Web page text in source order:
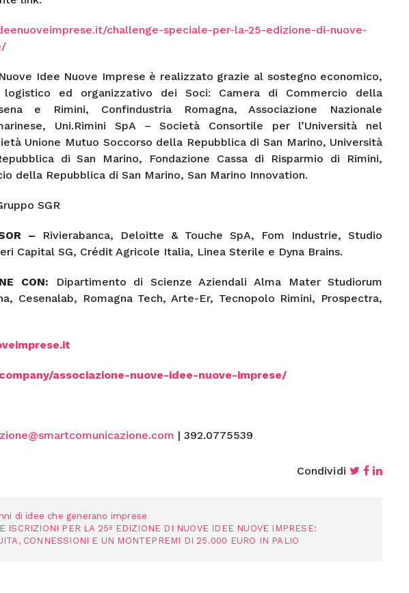
challenge-speciale-per-la-25-edizione-di-nuove-
Idee Nuove Imprese è realizzato grazie al sostegno economico,
logistico ed organizzativo dei Soci: Camera di Commercio della
e Rimini, Confindustria Romagna, Associazione Nazionale
Uni.Rimini SpA – Società Consortile per l’Università nel
Unione Mutuo Soccorso della Repubblica di San Marino, Università
di San Marino, Fondazione Cassa di Risparmio di Rimini,
della Repubblica di San Marino, San Marino Innovation.
SGR
– Rivierabanca, Deloitte & Touche SpA, Fom Industrie, Studio
Capital SG, Crédit Agricole Italia, Linea Sterile e Dyna Brains.
CON:
Dipartimento di Scienze Aziendali Alma Mater Studiorum
Cesenalab, Romagna Tech, Arte-Er, Tecnopolo Rimini, Prospectra,
associazione-nuove-idee-nuove-imprese/
| 392.0775539
Condividi
di idee che generano imprese
ISCRIZIONI PER LA 25ª EDIZIONE DI NUOVE IDEE NUOVE IMPRESE:
CONNESSIONI E UN MONTEPREMI DI 25.000 EURO IN PALIO